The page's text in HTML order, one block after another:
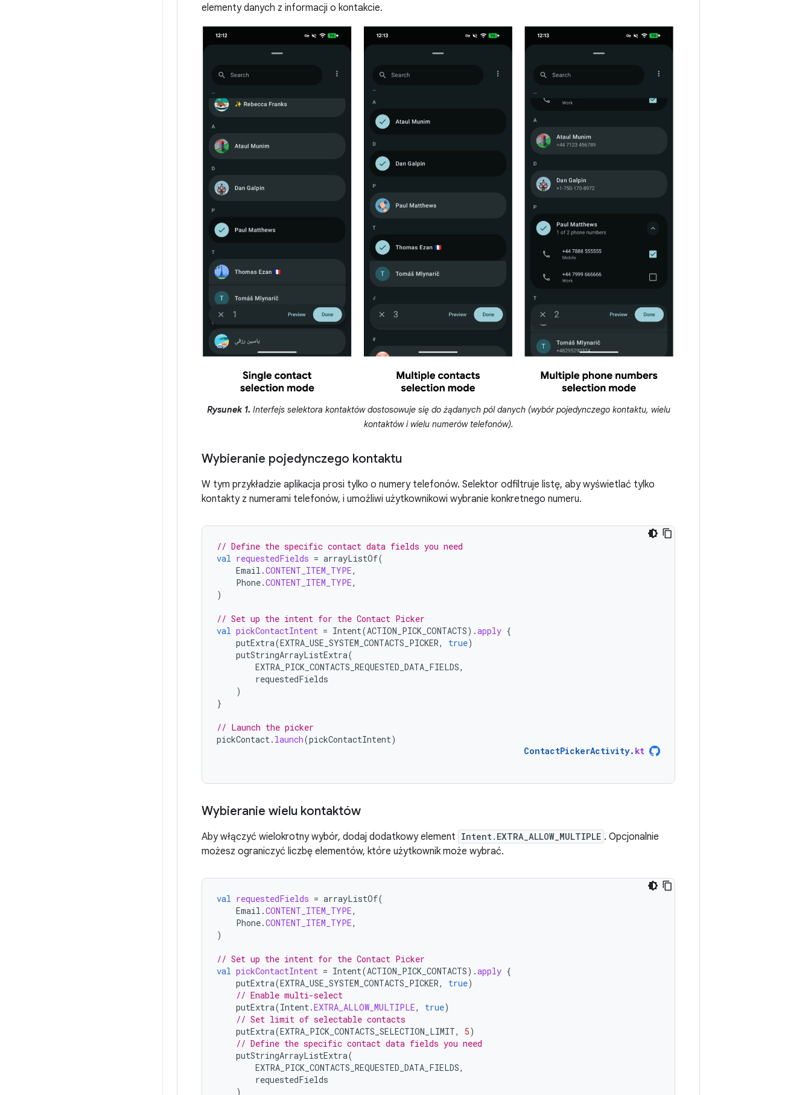
elementy danych z informacji o kontakcie.
Rysunek 1. Interfejs selektora kontaktów dostosowuje się do żądanych pól danych (wybór pojedynczego kontaktu, wielu
kontaktów i wielu numerów telefonów).
Wybieranie pojedynczego kontaktu
W tym przykładzie aplikacja prosi tylko o numery telefonów. Selektor odfiltruje listę, aby wyświetlać tylko
kontakty z numerami telefonów, i umożliwi użytkownikowi wybranie konkretnego numeru.
// Define the specific contact data fields you need
val requestedFields = arrayListOf(
Email .CONTENT_ITEM_TYPE,
Phone.CONTENT_ITEM_TYPE,
)
// Set up the intent for the Contact Picker
val pickContactIntent = Intent(ACTION_PICK_CONTACTS).apply {
putExtra(EXTRA_USE_SYSTEM_CONTACTS_PICKER, true)
putStringArrayListExtra(
EXTRA_PICK_CONTACTS_REQUESTED_DATA_FIELDS,
requestedFields
)
}
// Launch the picker
pickContact . launch(pickContactIntent)
ContactPickerActivity. kt
Wybieranie wielu kontaktów
Aby włączyć wielokrotny wybór, dodaj dodatkowy element Intent.EXTRA_ALLOW_MULTIPLE . Opcjonalnie
możesz ograniczyć liczbę elementów, które użytkownik może wybrać.
val requestedFields = arrayListOf(
Email .CONTENT_ITEM_TYPE,
Phone.CONTENT_ITEM_TYPE,
)
// Set up the intent for the Contact Picker
val pickContactIntent = Intent(ACTION_PICK_CONTACTS).apply {
putExtra(EXTRA_USE_SYSTEM_CONTACTS_PICKER, true)
// Enable multi-select
putExtra(Intent .EXTRA_ALLOW_MULTIPLE, true)
// Set limit of selectable contacts
putExtra(EXTRA_PICK_CONTACTS_SELECTION_LIMIT, 5)
// Define the specific contact data fields you need
putStringArrayListExtra(
EXTRA_PICK_CONTACTS_REQUESTED_DATA_FIELDS,
requestedFields
)